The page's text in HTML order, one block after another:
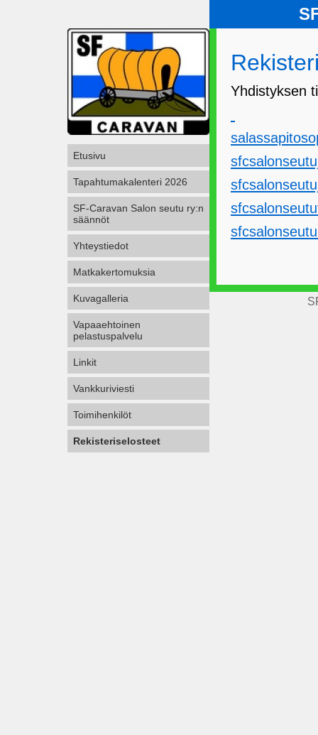
Etusivu
Tapahtumakalenteri 2026
SF-Caravan Salon seutu ry:n
säännöt
Yhteystiedot
Matkakertomuksia
Kuvagalleria
Vapaaehtoinen
pelastuspalvelu
Linkit
Vankkuriviesti
Toimihenkilöt
Rekisteriselosteet
Yhdistyksen